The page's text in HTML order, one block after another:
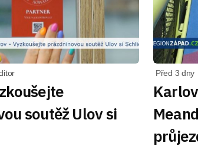
soutěž Ulov si
Před 3 dny